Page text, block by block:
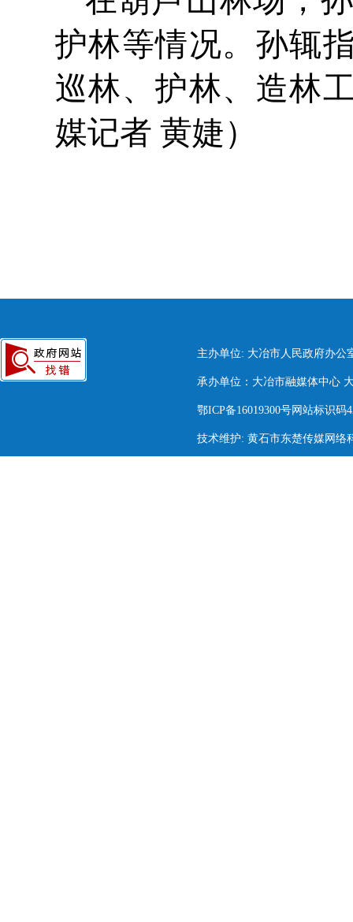
护林等情况。孙辄
巡林、护林、造林
媒记者 黄婕）
主办单位: 大冶市人民政府办公
承办单位：大冶市融媒体中心
鄂ICP备16019300号网站标识码
技术维护: 黄石市东楚传媒网络